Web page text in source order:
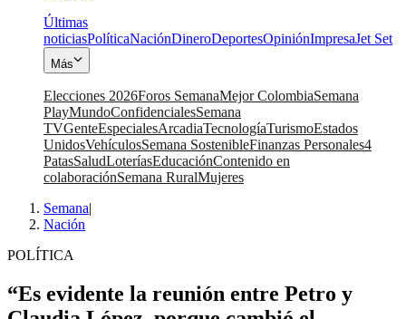
Últimas
noticiasPolíticaNaciónDineroDeportesOpiniónImpresaJet Set
Más
Elecciones 2026Foros SemanaMejor ColombiaSemana
PlayMundoConfidencialesSemana
TVGenteEspecialesArcadiaTecnologíaTurismoEstados
UnidosVehículosSemana SostenibleFinanzas Personales4
PatasSaludLoteríasEducaciónContenido en
colaboraciónSemana RuralMujeres
Semana|
Nación
POLÍTICA
“Es evidente la reunión entre Petro y